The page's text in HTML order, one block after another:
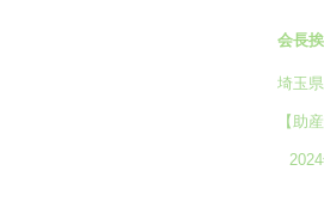
会長
埼玉
【助